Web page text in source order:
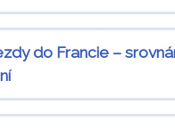
do Francie –